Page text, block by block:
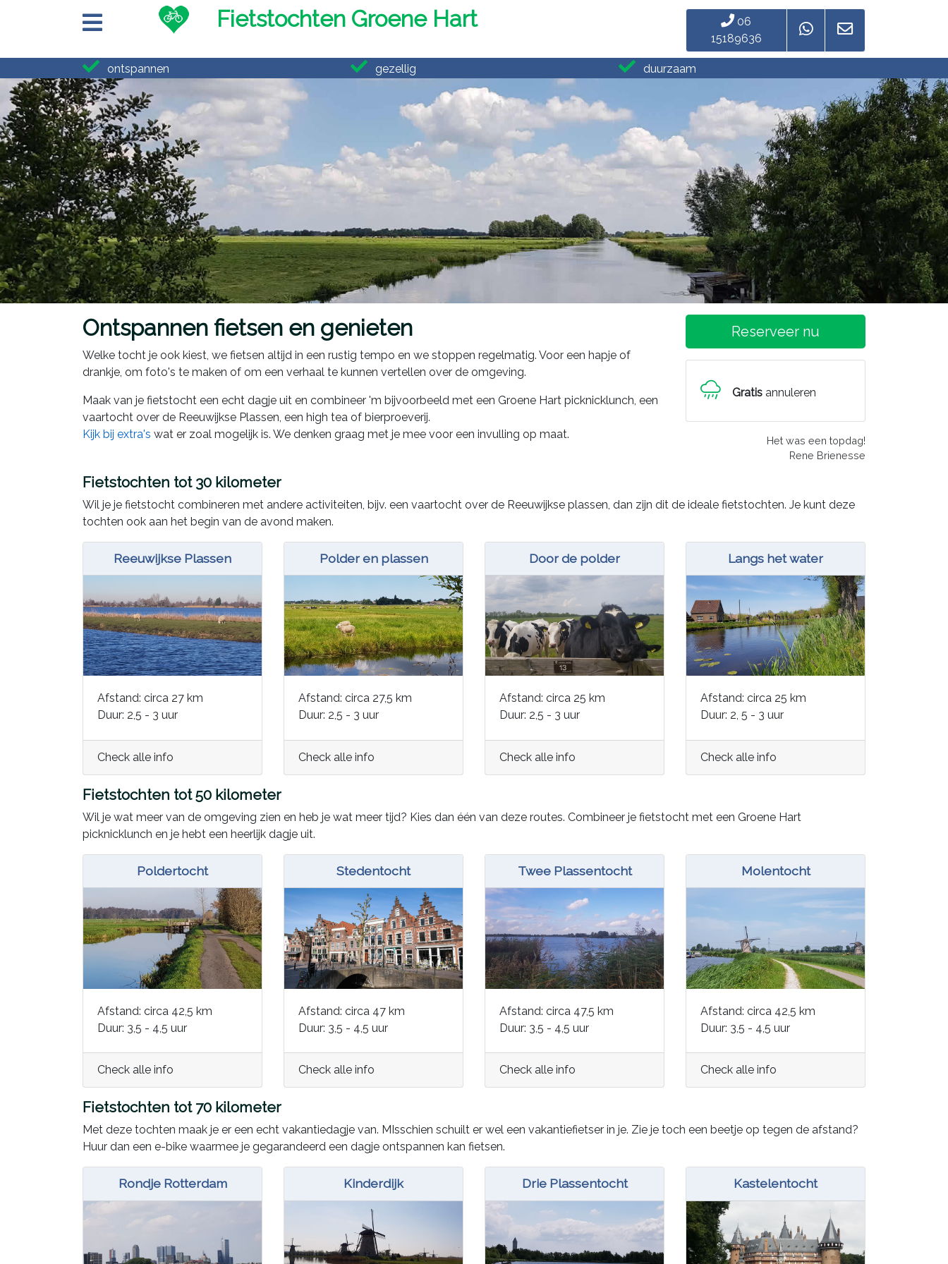
Fietstochten Groene Hart
06
15189636
ontspannen gezellig duurzaam
Ontspannen fietsen en genieten
Welke tocht je ook kiest, we fietsen altijd in een rustig tempo en we stoppen regelmatig. Voor een hapje of
drankje, om foto's te maken of om een verhaal te kunnen vertellen over de omgeving.
Maak van je fietstocht een echt dagje uit en combineer 'm bijvoorbeeld met een Groene Hart picknicklunch, een
vaartocht over de Reeuwijkse Plassen, een high tea of bierproeverij.
Kijk bij extra's wat er zoal mogelijk is. We denken graag met je mee voor een invulling op maat.
Reserveer nu
Gratis annuleren
Het was een topdag!
Rene Brienesse
Fietstochten tot 30 kilometer
Wil je je fietstocht combineren met andere activiteiten, bijv. een vaartocht over de Reeuwijkse plassen, dan zijn dit de ideale fietstochten. Je kunt deze
tochten ook aan het begin van de avond maken.
Reeuwijkse Plassen
Afstand: circa 27 km
Duur: 2,5 - 3 uur
Check alle info
Polder en plassen
Afstand: circa 27,5 km
Duur: 2,5 - 3 uur
Check alle info
Door de polder
Afstand: circa 25 km
Duur: 2,5 - 3 uur
Check alle info
Langs het water
Afstand: circa 25 km
Duur: 2, 5 - 3 uur
Check alle info
Fietstochten tot 50 kilometer
Wil je wat meer van de omgeving zien en heb je wat meer tijd? Kies dan één van deze routes. Combineer je fietstocht met een Groene Hart
picknicklunch en je hebt een heerlijk dagje uit.
Poldertocht
Afstand: circa 42,5 km
Duur: 3,5 - 4,5 uur
Check alle info
Stedentocht
Afstand: circa 47 km
Duur: 3,5 - 4,5 uur
Check alle info
Twee Plassentocht
Afstand: circa 47,5 km
Duur: 3,5 - 4,5 uur
Check alle info
Molentocht
Afstand: circa 42,5 km
Duur: 3,5 - 4,5 uur
Check alle info
Fietstochten tot 70 kilometer
Met deze tochten maak je er een echt vakantiedagje van. MIsschien schuilt er wel een vakantiefietser in je. Zie je toch een beetje op tegen de afstand?
Huur dan een e-bike waarmee je gegarandeerd een dagje ontspannen kan fietsen.
Rondje Rotterdam Kinderdijk Drie Plassentocht Kastelentocht